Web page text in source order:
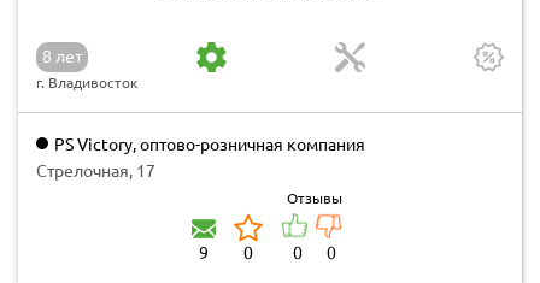
8 лет
г. Владивосток
PS Victory, оптово-розничная компания
Стрелочная, 17
9 0
Отзывы
0 0